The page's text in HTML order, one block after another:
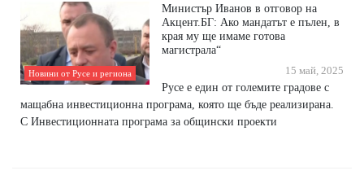
Новини от Русе и региона
Министър Иванов в отговор на
Акцент.БГ: Ако мандатът е пълен, в
края му ще имаме готова
магистрала“
15 май, 2025
Русе е един от големите градове с
мащабна инвестиционна програма, която ще бъде реализирана.
С Инвестиционната програма за общински проекти